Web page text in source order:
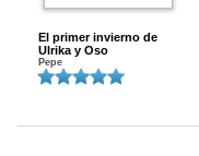
El primer invierno de
Ulrika y Oso
Pepe